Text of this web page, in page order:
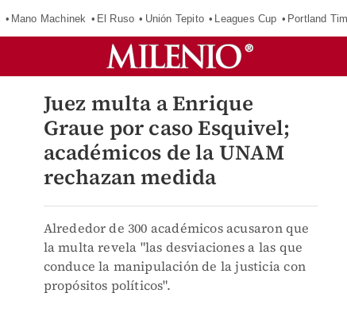
Mano Machinek El Ruso Unión Tepito Leagues Cup Portland
Juez multa a Enrique
Graue por caso Esquivel;
académicos de la UNAM
rechazan medida
Alrededor de 300 académicos acusaron que
la multa revela "las desviaciones a las que
conduce la manipulación de la justicia con
propósitos políticos".